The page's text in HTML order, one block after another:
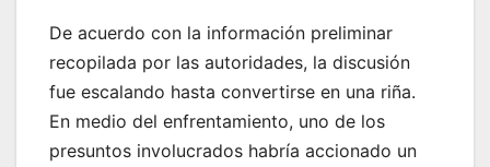
De acuerdo con la información preliminar
recopilada por las autoridades, la discusión
fue escalando hasta convertirse en una riña.
En medio del enfrentamiento, uno de los
presuntos involucrados habría accionado un